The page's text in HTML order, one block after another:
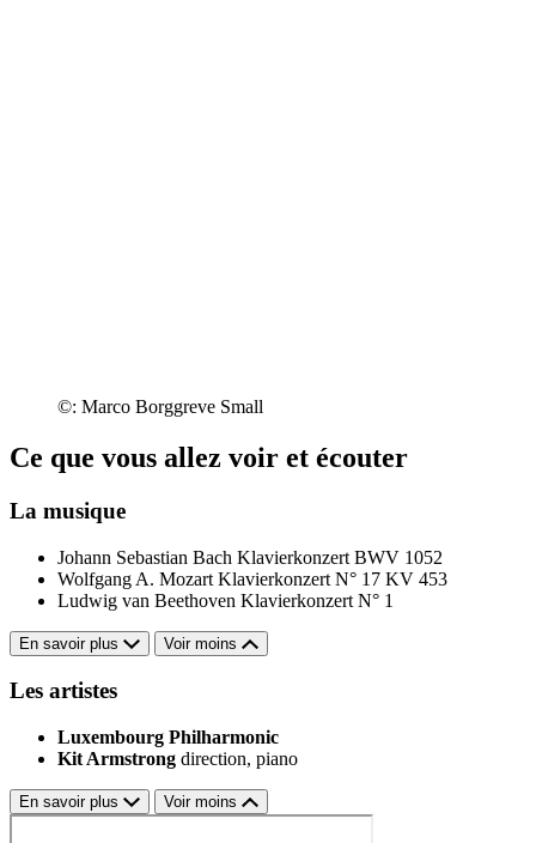
©: Marco Borggreve Small
Ce que vous allez voir et écouter
La musique
Johann Sebastian Bach Klavierkonzert BWV 1052
Wolfgang A. Mozart Klavierkonzert N° 17 KV 453
Ludwig van Beethoven Klavierkonzert N° 1
En savoir plus Voir moins
Les artistes
Luxembourg Philharmonic
Kit Armstrong direction, piano
En savoir plus Voir moins